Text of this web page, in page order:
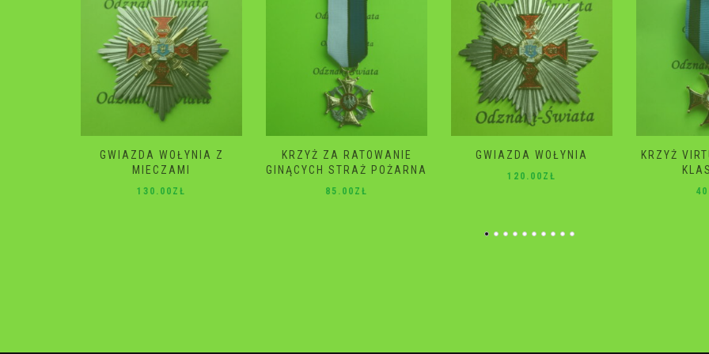
KRZYŻ ZA RATOWANIE
GINĄCYCH STRAŻ POŻARNA
85.00ZŁ
GWIAZDA WOŁYNIA
120.00 ZŁ
KRZYŻ VIRTUTI MILITARI 4
KLASA 2 RP